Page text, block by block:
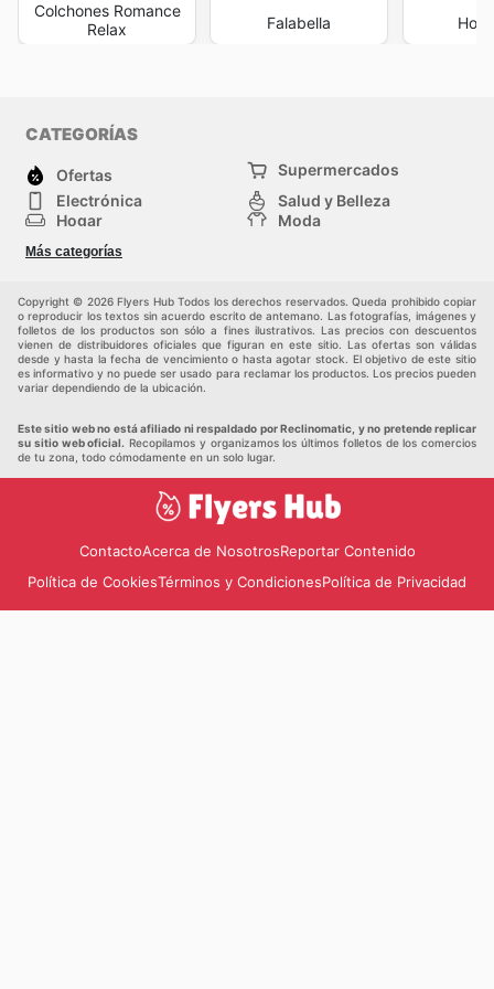
Colchones Romance
Relax
Falabella
CATEGORÍAS
Ofertas
Supermercados
Electrónica
Salud y Belleza
Hogar
Moda
Herramientas y jardinería
Infancia
Más categorías
Copyright © 2026 Flyers Hub Todos los derechos reservados. Queda prohibido copiar
o reproducir los textos sin acuerdo escrito de antemano. Las fotografías, imágenes y
folletos de los productos son sólo a fines ilustrativos. Las precios con descuentos
vienen de distribuidores oficiales que figuran en este sitio. Las ofertas son válidas
desde y hasta la fecha de vencimiento o hasta agotar stock. El objetivo de este sitio
es informativo y no puede ser usado para reclamar los productos. Los precios pueden
variar dependiendo de la ubicación.
Este sitio web no está afiliado ni respaldado por Reclinomatic, y no pretende replicar
su sitio web oficial. Recopilamos y organizamos los últimos folletos de los comercios
de tu zona, todo cómodamente en un solo lugar.
ContactoAcerca de NosotrosReportar Contenido
Política de CookiesTérminos y CondicionesPolítica de Privacidad